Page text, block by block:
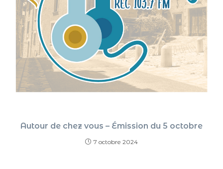
Autour de chez vous – Émission du 5 octobre
7 octobre 2024